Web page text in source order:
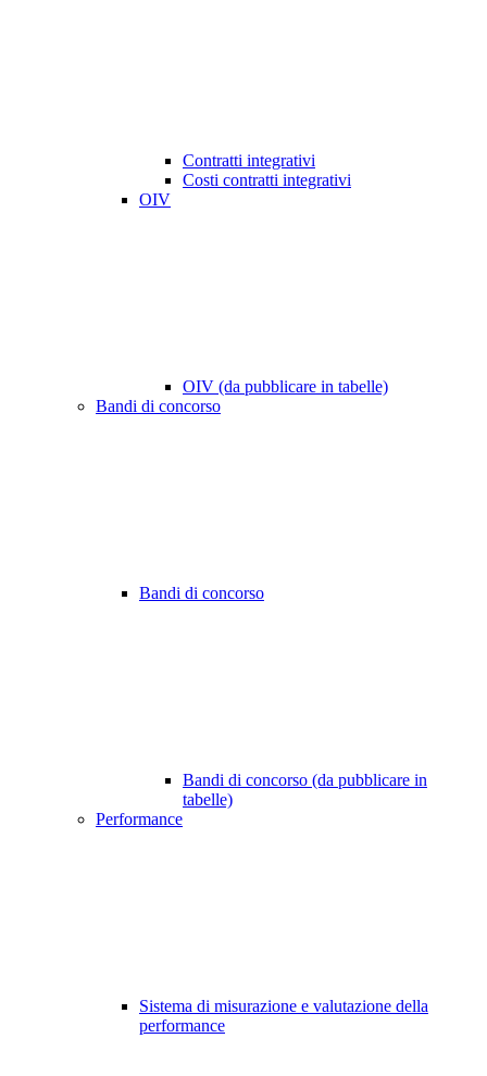
Contratti integrativi
Costi contratti integrativi
OIV
OIV (da pubblicare in tabelle)
Bandi di concorso
Bandi di concorso
Bandi di concorso (da pubblicare in
tabelle)
Performance
Sistema di misurazione e valutazione della
performance